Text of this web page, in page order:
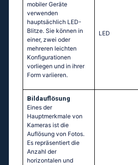
mobiler Geräte
verwenden
hauptsächlich LED-
Blitze. Sie können in
einer, zwei oder
mehreren leichten
Konfigurationen
vorliegen und in ihrer
Form variieren.
LED
Bildauflösung
Eines der
Hauptmerkmale von
Kameras ist die
Auflösung von Fotos.
Es repräsentiert die
Anzahl der
horizontalen und